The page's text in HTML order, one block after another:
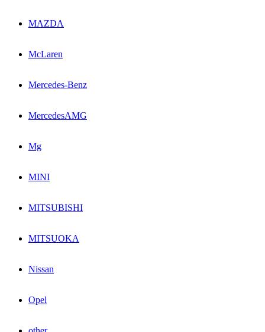
MAZDA
McLaren
Mercedes-Benz
MercedesAMG
Mg
MINI
MITSUBISHI
MITSUOKA
Nissan
Opel